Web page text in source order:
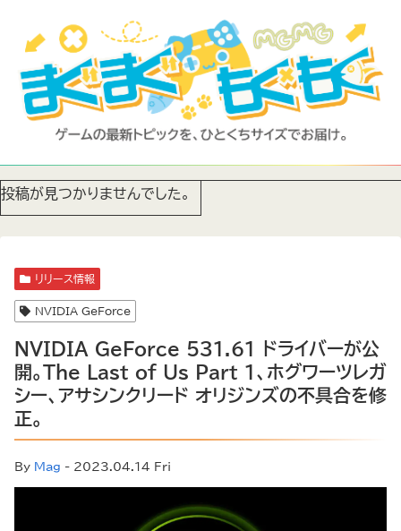
投稿が見つかりませんでした。
リリース情報
NVIDIA GeForce
NVIDIA GeForce 531.61 ドライバーが公
開。The Last of Us Part 1、ホグワーツレガ
シー、アサシンクリード オリジンズの不具合を修
正。
By Mag - 2023.04.14 Fri